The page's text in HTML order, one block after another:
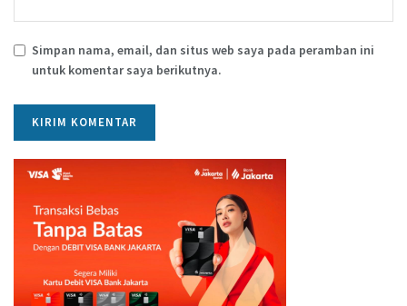
Simpan nama, email, dan situs web saya pada peramban ini
untuk komentar saya berikutnya.